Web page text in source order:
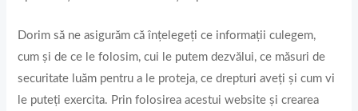
Dorim să ne asigurăm că înțelegeți ce informații culegem,
cum și de ce le folosim, cui le putem dezvălui, ce măsuri de
securitate luăm pentru a le proteja, ce drepturi aveți și cum vi
le puteți exercita. Prin folosirea acestui website și crearea